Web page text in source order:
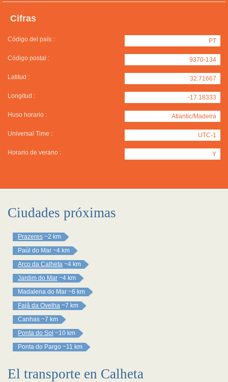
Cifras
Código del país : PT
Código postal : 9370-134
Latitud : 32.71667
Longitud : -17.18333
Huso horario : Atlantic/Madeira
Universal Time : UTC-1
Horario de verano : Y
Ciudades próximas
Prazeres ~2 km
Paúl do Mar ~4 km
Arco da Calheta ~4 km
Jardim do Mar ~4 km
Madalena do Mar ~6 km
Fajã da Ovelha ~7 km
Canhas ~7 km
Ponta do Sol ~10 km
Ponta do Pargo ~11 km
El transporte en Calheta